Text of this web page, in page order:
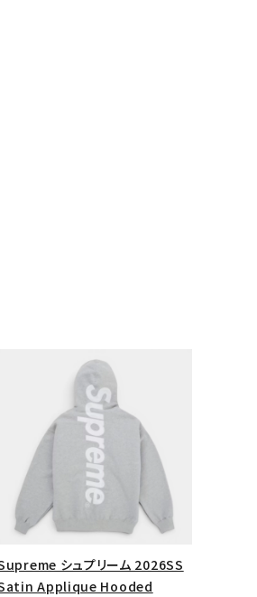
シュプリーム 2026SS
Applique Hooded